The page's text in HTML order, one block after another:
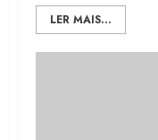
LER MAIS...